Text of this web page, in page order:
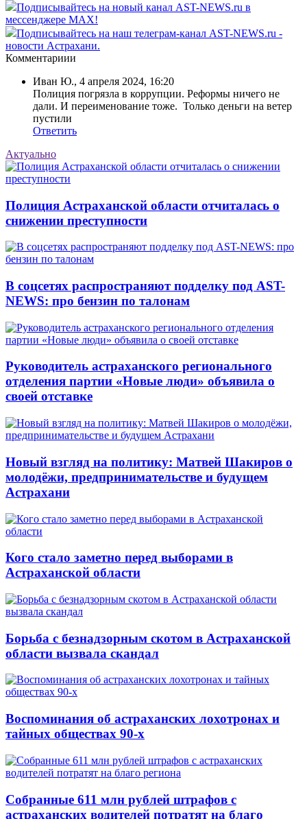
Подписывайтесь на новый канал AST-NEWS.ru в
мессенджере MAX!
Подписывайтесь на наш телеграм-канал AST-NEWS.ru -
новости Астрахани.
Комментариии
Иван Ю., 4 апреля 2024, 16:20
Полиция погрязла в коррупции. Реформы ничего не
дали. И переименование тоже. Только деньги на ветер
пустили
Ответить
Актуально
Полиция Астраханской области отчиталась о
снижении преступности
В соцсетях распространяют подделку под AST-
NEWS: про бензин по талонам
Руководитель астраханского регионального
отделения партии «Новые люди» объявила о
своей отставке
Новый взгляд на политику: Матвей Шакиров о
молодёжи, предпринимательстве и будущем
Астрахани
Кого стало заметно перед выборами в
Астраханской области
Борьба с безнадзорным скотом в Астраханской
области вызвала скандал
Воспоминания об астраханских лохотронах и
тайных обществах 90-х
Собранные 611 млн рублей штрафов с
астраханских водителей потратят на благо